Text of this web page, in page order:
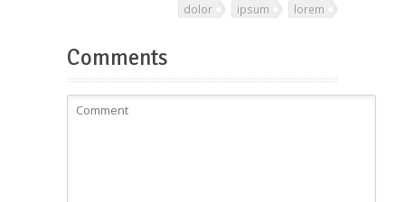
dolor ipsum lorem
Comments